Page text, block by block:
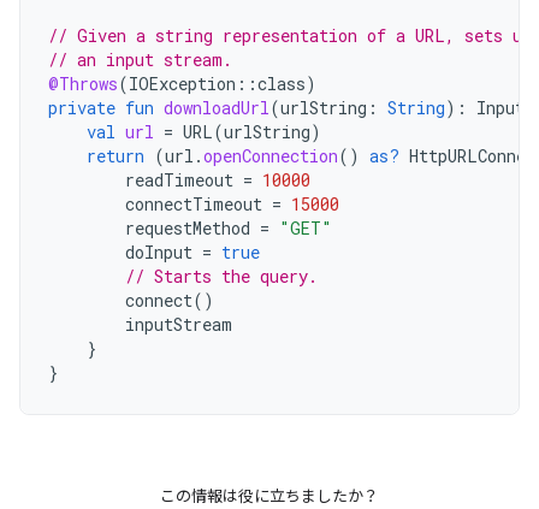
// Given a string representation of a URL, sets up
// an input stream.
@Throws(IOException ::class)
private fun downloadUrl(urlString : String):
val url = URL(urlString)
return (url .openConnection() as?
readTimeout = 10000
connectTimeout = 15000
requestMethod = "GET"
doInput = true
// Starts the query.
connect()
inputStream
}
}
この情報は役に立ちましたか？